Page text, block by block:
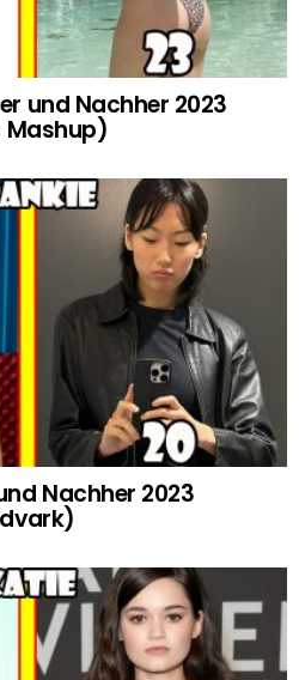
und Nachher 2023
Mashup)
Nachher 2023